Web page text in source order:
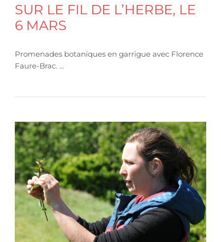
SUR LE FIL DE L’HERBE, LE
6 MARS
Promenades botaniques en garrigue avec Florence
Faure-Brac. …